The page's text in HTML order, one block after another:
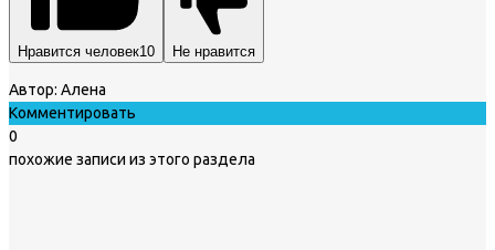
Нравится человек10 Не нравится
Автор: Алена
Комментировать
0
похожие записи из этого раздела